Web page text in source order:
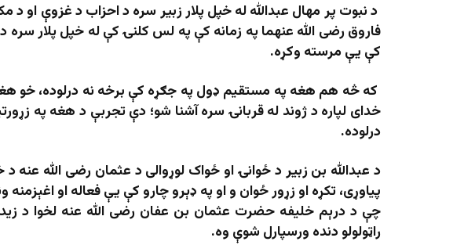
د نبوت پر مهال عبدالله له خپل پلار زبیر سره د احزاب د غزوې او
فاروق رضی الله عنهما په زمانه کې په لس کلنۍ کې له خپل پلار سره د
کې یې مرسته وکړه.
که څه هم هغه په ​​مستقیم ډول په جګړه کې برخه نه درلوده، خو
خدای لپاره د ژوند له قربانۍ سره آشنا شو؛ دې تجربې د هغه په
درلوده.
د عبدالله بن زبیر د ځوانۍ او ځواک لوړوالی د عثمان رضی الله
پياوړی، تکړه او زړور ځوان و او په ډېرو چارو کې يې فعاله او
چې د درېم خلیفه حضرت عثمان بن عفان رضی الله عنه لخوا د
راټولولو دنده ورسپارل شوې وه.